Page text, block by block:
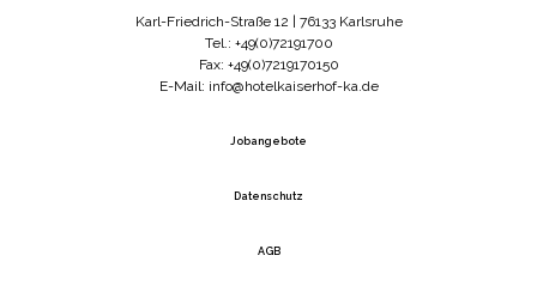
Karl-Friedrich-Straße 12 | 76133 Karlsruhe
Tel.: +49(0)72191700
Fax: +49(0)7219170150
E-Mail: info@hotelkaiserhof-ka.de
Jobangebote
Datenschutz
AGB